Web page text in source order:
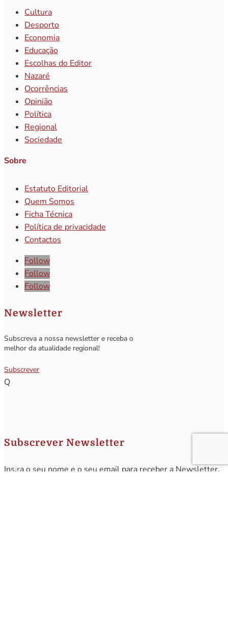
Cultura
Desporto
Economia
Educação
Escolhas do Editor
Nazaré
Ocorrências
Opinião
Política
Regional
Sociedade
Sobre
Estatuto Editorial
Quem Somos
Ficha Técnica
Política de privacidade
Contactos
Follow
Follow
Follow
Newsletter
Subscreva a nossa newsletter e receba o
melhor da atualidade regional!
Subscrever
Q
Subscrever Newsletter
Insira o seu nome e o seu email para receber a Newsletter.